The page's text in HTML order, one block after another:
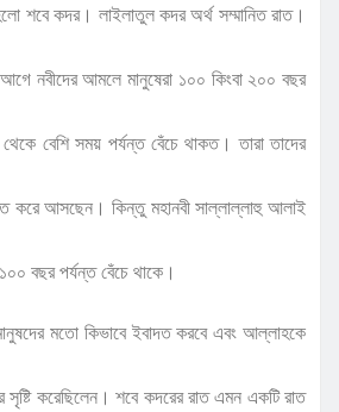
শবে কদর। লাইলাতুল কদর অর্থ সম্মানিত রাত।
নবীদের আমলে মানুষেরা ১০০ কিংবা ২০০ বছর
বেশি সময় পর্যন্ত বেঁচে থাকত। তারা তাদের
করে আসছেন। কিন্তু মহানবী সাল্লাল্লাহু আলাই
বছর পর্যন্ত বেঁচে থাকে।
মতো কিভাবে ইবাদত করবে এবং আল্লাহকে
করেছিলেন। শবে কদরের রাত এমন একটি রাত